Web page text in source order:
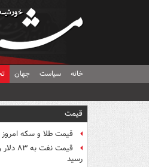
خانه سیاست جهان
قیمت
قیمت طلا و سکه امروز یکشنبه
رسید